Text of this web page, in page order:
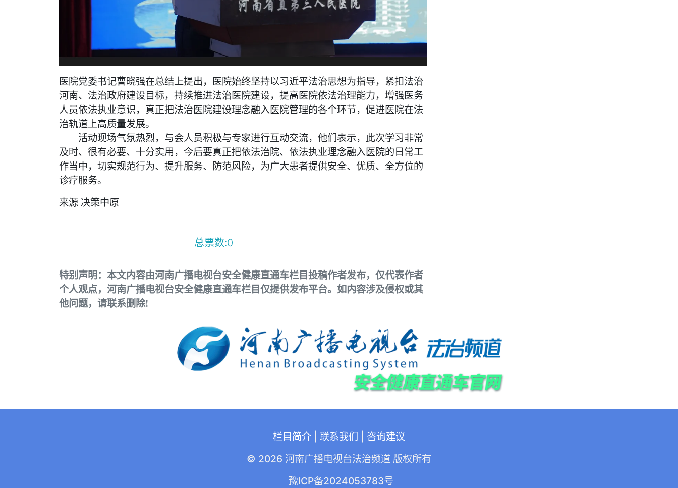
医院党委书记曹晓强在总结上提出，医院始终坚持以习近平法治思想为指导，紧扣法治
河南、法治政府建设目标，持续推进法治医院建设，提高医院依法治理能力，增强医务
人员依法执业意识，真正把法治医院建设理念融入医院管理的各个环节，促进医院在法
治轨道上高质量发展。
活动现场气氛热烈，与会人员积极与专家进行互动交流，他们表示，此次学习非常
及时、很有必要、十分实用，今后要真正把依法治院、依法执业理念融入医院的日常工
作当中，切实规范行为、提升服务、防范风险，为广大患者提供安全、优质、全方位的
诊疗服务。
来源 决策中原
总票数:0
特别声明：本文内容由河南广播电视台安全健康直通车栏目投稿作者发布，仅代表作者
个人观点，河南广播电视台安全健康直通车栏目仅提供发布平台。如内容涉及侵权或其
他问题，请联系删除!
栏目简介 联系我们
咨询建议
© 2026 河南广播电视台法治频道 版权所有
豫ICP备2024053783号